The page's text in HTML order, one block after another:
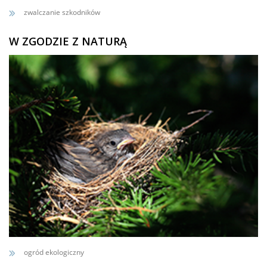
zwalczanie szkodników
W ZGODZIE Z NATURĄ
ogród ekologiczny